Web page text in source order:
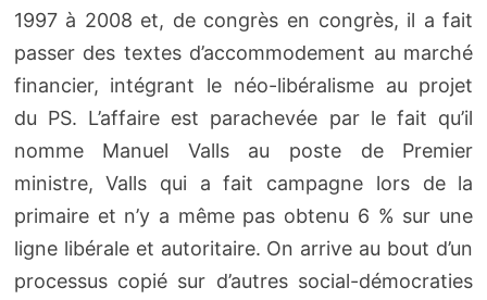
1997 à 2008 et, de congrès en congrès, il a fait
passer des textes d’accommodement au marché
financier, intégrant le néo-libéralisme au projet
du PS. L’affaire est parachevée par le fait qu’il
nomme Manuel Valls au poste de Premier
ministre, Valls qui a fait campagne lors de la
primaire et n’y a même pas obtenu 6 % sur une
ligne libérale et autoritaire. On arrive au bout d’un
processus copié sur d’autres social-démocraties